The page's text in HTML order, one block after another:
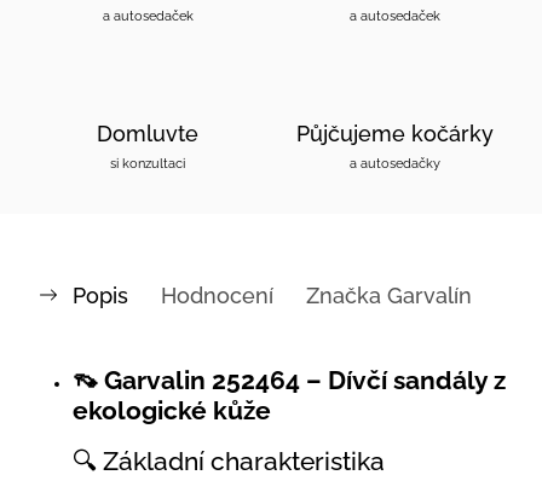
a autosedaček a autosedaček
Domluvte
si konzultaci
Půjčujeme kočárky
a autosedačky
Popis Hodnocení Značka Garvalín
👡 Garvalin 252464 – Dívčí sandály z
ekologické kůže
🔍 Základní charakteristika